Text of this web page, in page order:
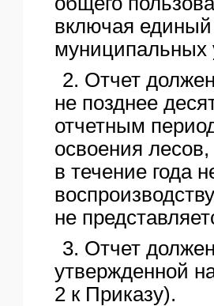
включая единый
муниципальных
2. Отчет
не позднее
отчетным
освоения
в течение года
не
3. Отчет
утвержденной
2 к Приказу).